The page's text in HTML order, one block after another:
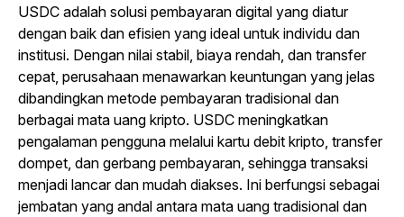
USDC adalah solusi pembayaran digital yang diatur
dengan baik dan efisien yang ideal untuk individu dan
institusi. Dengan nilai stabil, biaya rendah, dan transfer
cepat, perusahaan menawarkan keuntungan yang jelas
dibandingkan metode pembayaran tradisional dan
berbagai mata uang kripto. USDC meningkatkan
pengalaman pengguna melalui kartu debit kripto, transfer
dompet, dan gerbang pembayaran, sehingga transaksi
menjadi lancar dan mudah diakses. Ini berfungsi sebagai
jembatan yang andal antara mata uang tradisional dan